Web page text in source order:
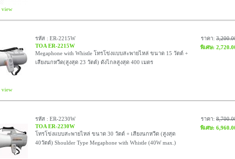
view
view
รหัส : ER-2215W
TOA ER-2215W
Megaphone with Whistle โทรโข่งแบบสะพายไหล่ ขนาด 15 วัตต์ +
เสียงนกหวีด(สูงสุด 23 วัตต์) ดังไกลสูงสุด 400 เมตร
ราคา:
พิเศษ:
รหัส : ER-2230W
TOA ER-2230W
โทรโข่งแบบสะพายไหล่ ขนาด 30 วัตต์ + เสียงนกหวีด (สูงสุด
40วัตต์) Shoulder Type Megaphone with Whistle (40W max.)
ราคา:
พิเศษ: